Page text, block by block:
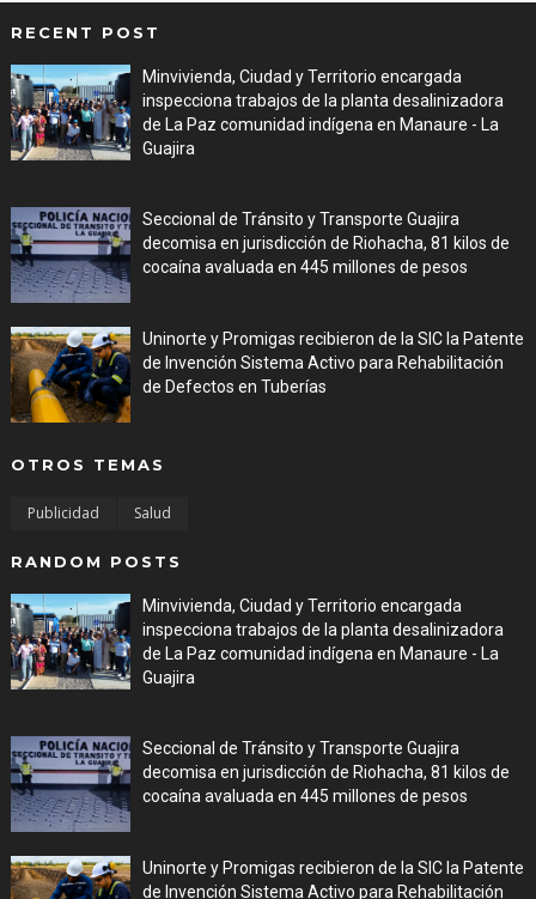
RECENT POST
Minvivienda, Ciudad y Territorio encargada
inspecciona trabajos de la planta desalinizadora
de La Paz comunidad indígena en Manaure - La
Guajira
Seccional de Tránsito y Transporte Guajira
decomisa en jurisdicción de Riohacha, 81 kilos de
cocaína avaluada en 445 millones de pesos
Uninorte y Promigas recibieron de la SIC la Patente
de Invención Sistema Activo para Rehabilitación
de Defectos en Tuberías
OTROS TEMAS
Publicidad Salud
RANDOM POSTS
Minvivienda, Ciudad y Territorio encargada
inspecciona trabajos de la planta desalinizadora
de La Paz comunidad indígena en Manaure - La
Guajira
Seccional de Tránsito y Transporte Guajira
decomisa en jurisdicción de Riohacha, 81 kilos de
cocaína avaluada en 445 millones de pesos
Uninorte y Promigas recibieron de la SIC la Patente
de Invención Sistema Activo para Rehabilitación